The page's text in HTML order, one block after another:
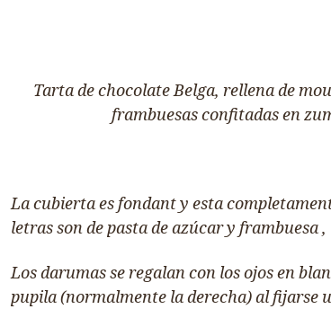
Tarta de chocolate Belga, rellena de
frambuesas confitadas en
La cubierta es fondant y esta
letras son de pasta de azúcar y frambuesa
Los darumas se regalan con los ojos en
pupila (normalmente la derecha) al fijarse